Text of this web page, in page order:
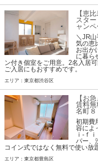
【恵
スタ
ャン
＼JR
気の恵
お出か
に暮ら
ン付き個室をご用意。2名入居
ご入居にもおすすめです。
エリア：東京都渋谷区
【お
賃料
名町８
初期費
容によ
ｉ-ｆ
パー、
コイン式ではなく無料で使い放
エリア：東京都豊島区